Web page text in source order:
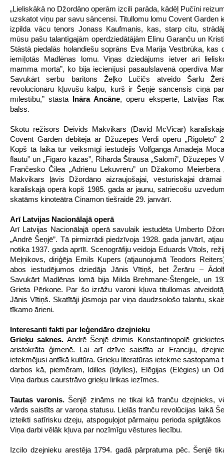
„Lieliskākā no Džordāno operām izcili parāda, kādēļ Pučīni
uzskatot viņu par savu sāncensi. Titullomu lomu Covent Garden
izpilda vācu tenors Jonass Kaufmanis, kas, starp citu,
mūsu pašu talantīgajām operdziedātājām Elīnu Garanču un
Stāstā piedalās holandiešu soprāns Eva Marija Vestbrūka, kas
iemīļotās Madlēnas lomu. Viņas dziedājums ietver arī
mamma morta”, ko bija iecienījusi pasaulslavenā operdīva
Savukārt serbu baritons Žeļko Lučičs atveido Šarlu
revolucionāru kļuvušu kalpu, kurš ir Šeņjē sāncensis cīņā
mīlestību,” stāsta Ināra Ancāne, operu eksperte, Latvijas
balss.
Skotu režisors Deivids Makvikars (David McVicar)
Covent Garden debitēja ar Džuzepes Verdi operu „Rigoleto”
Kopš tā laika tur veiksmīgi iestudējis Volfganga Amadeja
flautu” un „Figaro kāzas”, Riharda Štrausa „Salomi”, Džuzepes
Frančesko Čilea „Adriēnu Lekuvrēru” un Džakomo Meierbēra
Makvikars ļāvis Džordāno aizraujošajai, vēsturiskajai drāmai
karaliskajā operā kopš 1985. gada ar jaunu, satriecošu
skatāms kinoteātra Cinamon tiešraidē 29. janvārī.
Arī Latvijas Nacionālajā operā
Arī Latvijas Nacionālajā operā savulaik iestudēta Umberto
„Andrē Šeņjē”. Tā pirmizrādi piedzīvoja 1928. gada janvārī,
notika 1937. gada aprīlī. Scenogrāfiju veidoja Eduards Vītols,
Meļņikovs, diriģēja Emils Kupers (atjaunojumā Teodors
abos iestudējumos dziedāja Jānis Vītiņš, bet Žerāru –
Savukārt Madlēnas lomā bija Milda Brehmane-Štengele, un
Grieta Pērkone. Par šo izrāžu varoni kļuva titullomas
Jānis Vītiņš. Skatītāji jūsmoja par viņa daudzsološo talantu,
tīkamo ārieni.
Interesanti fakti par leģendāro dzejnieku
Grieķu saknes.Andrē Šenjē dzimis Konstantinopolē
aristokrāta ģimenē. Lai arī dzīve saistīta ar Franciju,
ietekmējusi antīkā kultūra. Grieķu literatūras ietekme sastopama
darbos kā, piemēram, Idilles (Idylles), Elēgijas (Elégies) un
Viņa darbus caurstrāvo grieķu lirikas iezīmes.
Tautas varonis. Šenjē zināms ne tikai kā franču dzejnieks,
vārds saistīts ar varoņa statusu. Lielās franču revolūcijas laikā
izteikti satīrisku dzeju, atspoguļojot pārmaiņu perioda spilgtākos
Viņa darbi vēlāk kļuva par nozīmīgu vēstures liecību.
Izcilo dzejnieku arestēja 1794. gadā pārpratuma pēc. Šenjē